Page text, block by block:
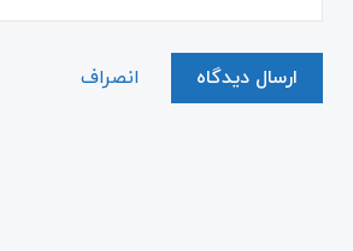
ارسال دیدگاه انصراف